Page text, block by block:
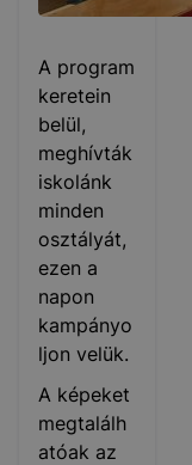
A program
keretein
belül,
meghívták
iskolánk
minden
osztályát,
ezen a
napon
kampányo
ljon velük.
A képeket
megtalálh
atóak az